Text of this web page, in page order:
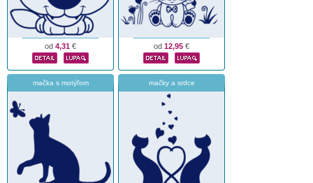
od 4,31 € od 12,95 €
mačka s motýľom mačky a srdce